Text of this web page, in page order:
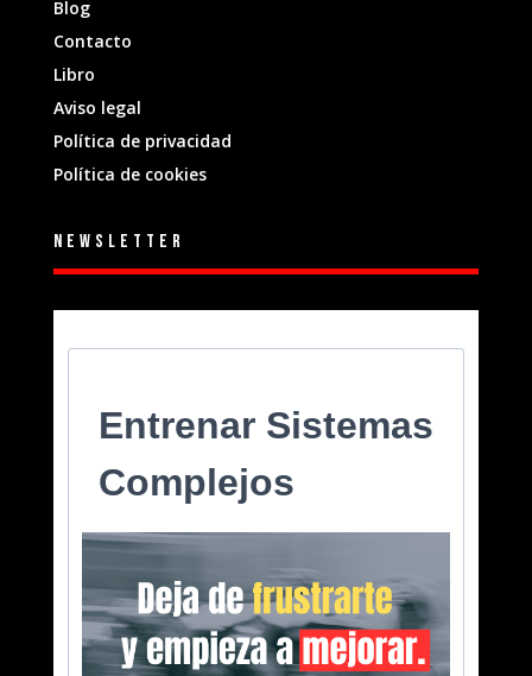
Blog
Contacto
Libro
Aviso legal
Política de privacidad
Política de cookies
Newsletter
Entrenar Sistemas
Complejos